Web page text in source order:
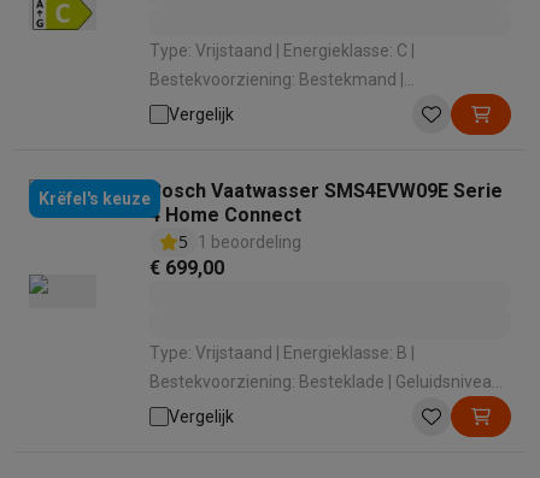
Type: Vrijstaand | Energieklasse: C |
Bestekvoorziening: Bestekmand |
Geluidsniveau: 42 dB | Geluidsniveauklasse: B
Vergelijk
Krëfel's keuze Bosch Vaatwasser SMS4EVW09E Serie
4 Home Connect
5
1 beoordeling
€ 699,00
Type: Vrijstaand | Energieklasse: B |
Bestekvoorziening: Besteklade | Geluidsniveau:
44 dB | Geluidsniveauklasse: B
Vergelijk